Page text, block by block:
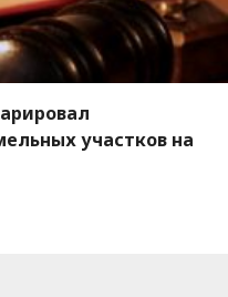
участков на